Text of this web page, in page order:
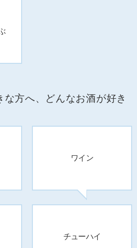
な方へ、どんなお酒が好き
ワイン
チューハイ